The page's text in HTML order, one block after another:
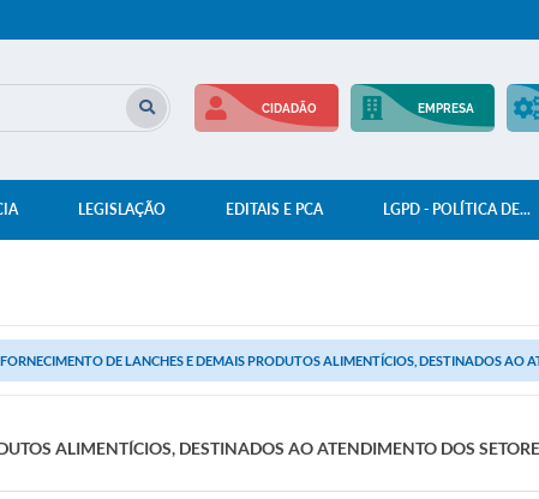
CIDADÃO EMPRESA
LEGISLAÇÃO EDITAIS E PCA LGPD - POLÍTICA DE...
DE LANCHES E DEMAIS PRODUTOS ALIMENTÍCIOS, DESTINADOS AO
ALIMENTÍCIOS, DESTINADOS AO ATENDIMENTO DOS